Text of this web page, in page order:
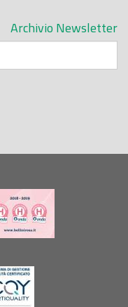
Archivio Newsletter